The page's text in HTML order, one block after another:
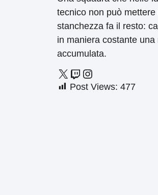
tecnico non può
stanchezza fa il resto:
in maniera costante
accumulata.
Post Views: 477